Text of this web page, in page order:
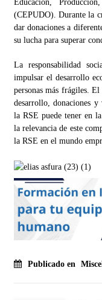
Educación,
(CEPUDO). Durante la
dar donaciones a
su lucha para superar
La responsabilidad
impulsar el desarrollo
personas más frágiles.
desarrollo, donaciones
la RSE puede tener en
la relevancia de este
la RSE en el mundo
Publicado en